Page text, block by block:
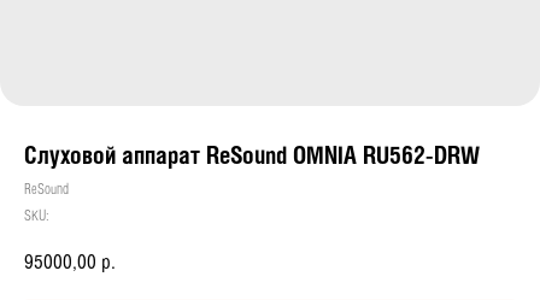
Слуховой аппарат ReSound OMNIA RU562-DRW
ReSound
SKU:
95000,00 р.